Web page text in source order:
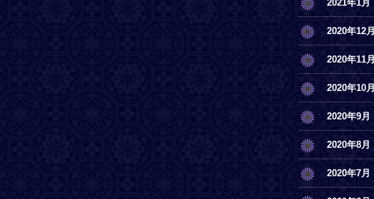
2021年1月
2020年12月
2020年11月
2020年10月
2020年9月
2020年8月
2020年7月